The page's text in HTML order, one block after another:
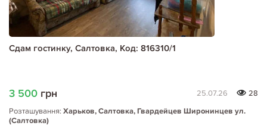
Сдам гостинку, Салтовка, Код: 816310/1
3 500 грн 25.07.26
28
Розташування: Харьков, Салтовка, Гвардейцев Широнинцев ул.
(Салтовка)